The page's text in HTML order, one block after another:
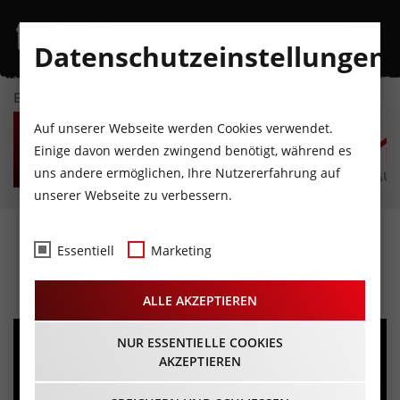
EVENTKALENDER
SO
9
AUGUST
MO
10
AUGUST
DI
11
AUGUST
MI
12
AUGUST
DO
13
AUGUST
Last Paradise Lost
05.03.2023 - Beginn 19:00 Uhr
Datenschutzeinstellungen
Auf unserer Webseite werden Cookies verwendet.
Einige davon werden zwingend benötigt, während es
uns andere ermöglichen, Ihre Nutzererfahrung auf
unserer Webseite zu verbessern.
Essentiell Marketing
ALLE AKZEPTIEREN
NUR ESSENTIELLE COOKIES
AKZEPTIEREN